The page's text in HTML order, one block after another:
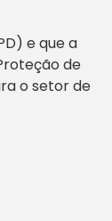
e que a
de
o setor de